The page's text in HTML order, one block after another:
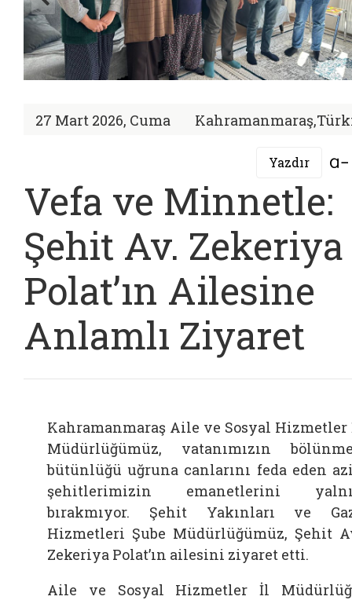
27 Mart 2026, Cuma
Yazdır
Vefa ve Minnetle:
Şehit Av. Zekeriya
Polat’ın Ailesine
Anlamlı Ziyaret
Kahramanmaraş Aile ve Sosyal
Müdürlüğümüz, vatanımızın
bütünlüğü uğruna canlarını feda eden
şehitlerimizin emanetlerini
bırakmıyor. Şehit Yakınları ve
Hizmetleri Şube Müdürlüğümüz, Şehit
Zekeriya Polat’ın ailesini ziyaret etti.
Aile ve Sosyal Hizmetler İl